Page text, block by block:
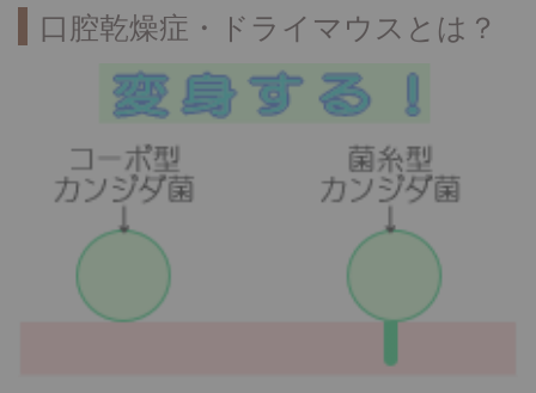
口腔乾燥症・ドライマウスとは？